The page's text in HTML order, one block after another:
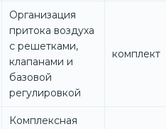
Организация
притока воздуха
с решетками,
клапанами и
базовой
регулировкой
комплект
Комплексная